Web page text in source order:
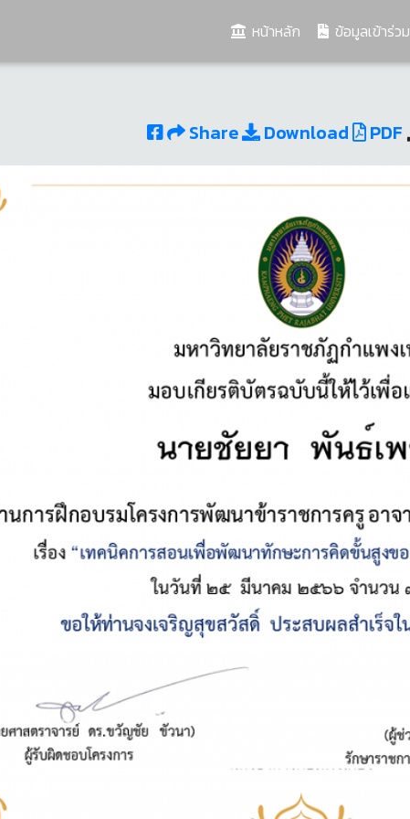
หน้าหลัก(current)ข้อมูลเข้าร่วม
Share Download PDF